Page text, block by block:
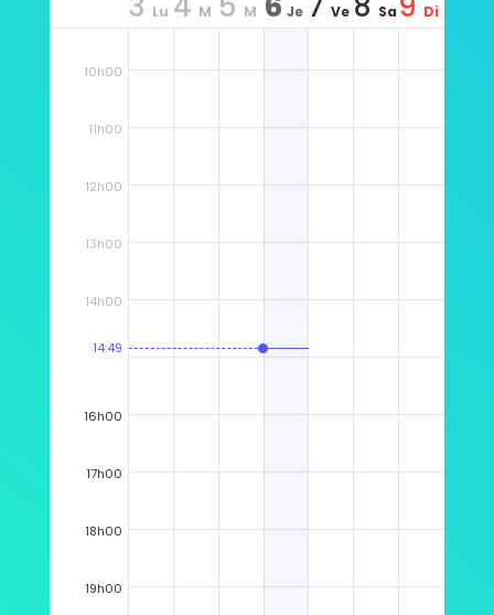
Lu M M Je Ve Sa Di
10h00
11h00
12h00
13h00
14h00
16h00
17h00
18h00
19h00
14:49